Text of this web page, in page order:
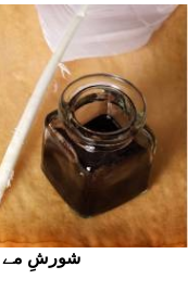
شورشِ مے